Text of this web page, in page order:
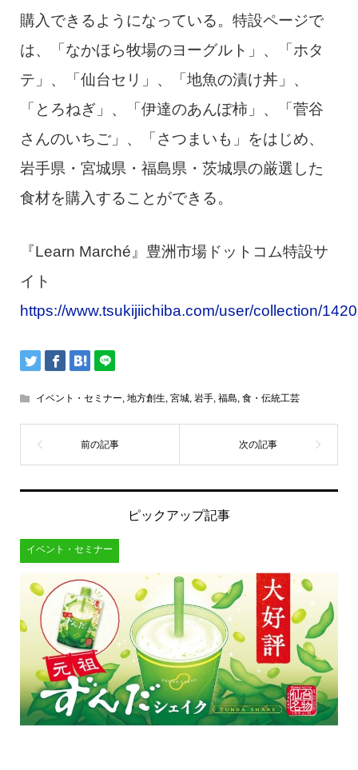
購入できるようになっている。特設ページで
は、「なかほら牧場のヨーグルト」、「ホタ
テ」、「仙台セリ」、「地魚の漬け丼」、
「とろねぎ」、「伊達のあんぽ柿」、「菅谷
さんのいちご」、「さつまいも」をはじめ、
岩手県・宮城県・福島県・茨城県の厳選した
食材を購入することができる。
『Learn Marché』豊洲市場ドットコム特設サ
イト
https://www.tsukijiichiba.com/user/collection/1420
イベント・セミナー 地方創生 宮城, 岩手, 福島 食・伝統工芸
ピックアップ記事
イベント・セミナー